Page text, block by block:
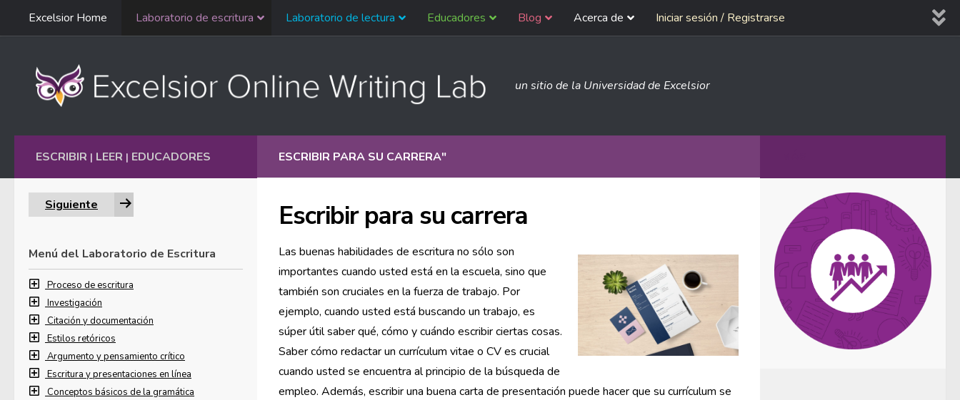
Ir al contenido
navegación
Excelsior Home Laboratorio de escritura Laboratorio de lectura Educadores Blog Acerca de Iniciar sesión / Registrarse
un sitio de la Universidad de Excelsior
ESCRIBIR PARA SU CARRERA"
Escribir para su carrera
Las buenas habilidades de escritura no sólo son
importantes cuando usted está en la escuela, sino que
también son cruciales en la fuerza de trabajo. Por
ejemplo, cuando usted está buscando un trabajo, es
súper útil saber qué, cómo y cuándo escribir ciertas cosas.
Saber cómo redactar un currículum vitae o CV es crucial
cuando usted se encuentra al principio de la búsqueda de
empleo. Además, escribir una buena carta de presentación puede hacer que su currículum se
ESCRIBIR | LEER | EDUCADORES
Siguiente
Menú del Laboratorio de Escritura
Proceso de escritura
Investigación
Citación y documentación
Estilos retóricos
Argumento y pensamiento crítico
Escritura y presentaciones en línea
Conceptos básicos de la gramática